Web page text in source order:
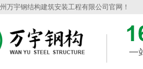
万宇钢结构建筑安装工程有限公司官网！
一